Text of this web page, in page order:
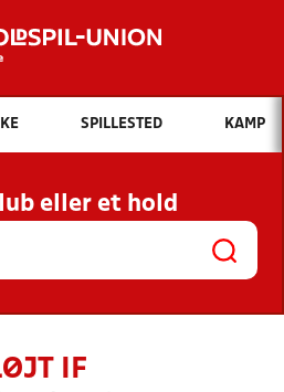
Hvad vil du søge efter?
INDHOLD OG NYHEDER
KLUBBER OG
HOLD
SPILLESTED KAMP
eller et hold
IF